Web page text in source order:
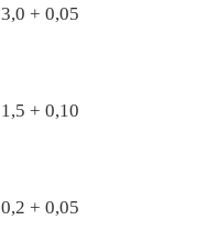
3,0 + 0,05
1,5 + 0,10
0,2 + 0,05